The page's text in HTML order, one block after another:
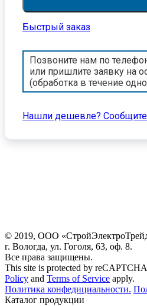
Быстрый заказ
Позвоните нам по
или пришлите заявку на
(обработка в течение
Нашли дешевле?
© 2019, ООО
г. Вологда, ул. Гоголя, 63, оф. 8.
Все права защищены.
This site is protected by
Policy and Terms of Service apply.
Политика конфедициальности.
Каталог продукции